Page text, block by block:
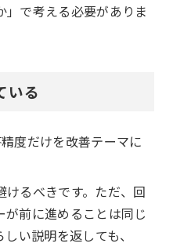
」で考える必要がありま
いる
度だけを改善テーマに
るべきです。ただ、回
前に進めることは同じ
い説明を返しても、